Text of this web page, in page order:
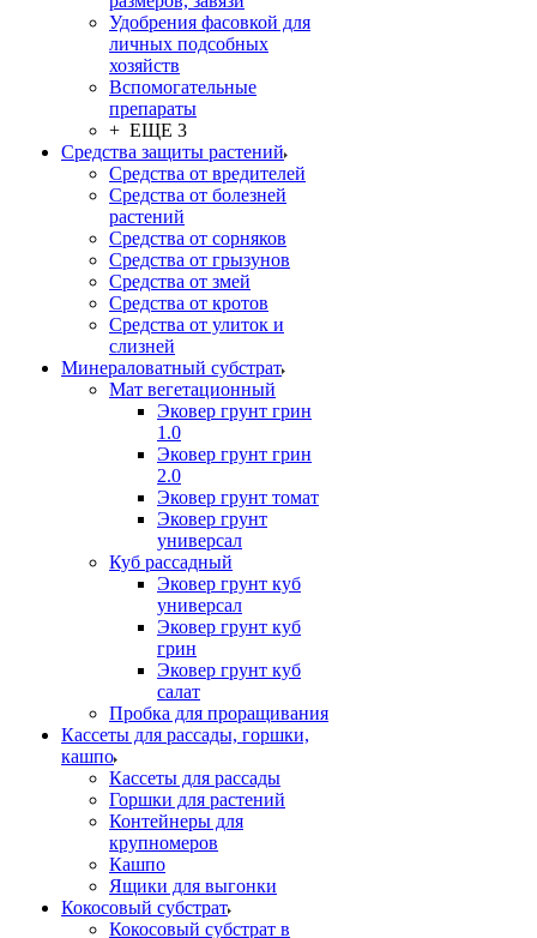
Удобрения фасовкой для
личных подсобных
хозяйств
Вспомогательные
препараты
+ ЕЩЕ 3
Средства защиты растений
Средства от вредителей
Средства от болезней
растений
Средства от сорняков
Средства от грызунов
Средства от змей
Средства от кротов
Средства от улиток и
слизней
Минераловатный субстрат
Мат вегетационный
Эковер грунт грин
1.0
Эковер грунт грин
2.0
Эковер грунт томат
Эковер грунт
универсал
Куб рассадный
Эковер грунт куб
универсал
Эковер грунт куб
грин
Эковер грунт куб
салат
Пробка для проращивания
Кассеты для рассады, горшки,
кашпо
Кассеты для рассады
Горшки для растений
Контейнеры для
крупномеров
Кашпо
Ящики для выгонки
Кокосовый субстрат
Кокосовый субстрат в